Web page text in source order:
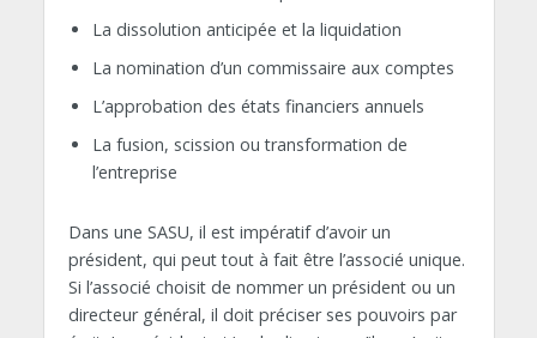
La dissolution anticipée et la liquidation
La nomination d’un commissaire aux comptes
L’approbation des états financiers annuels
La fusion, scission ou transformation de
l’entreprise
Dans une SASU, il est impératif d’avoir un
président, qui peut tout à fait être l’associé unique.
Si l’associé choisit de nommer un président ou un
directeur général, il doit préciser ses pouvoirs par